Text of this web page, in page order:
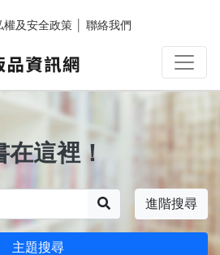
權及安全政策 聯絡我們
這裡！
進階搜尋
主題搜尋